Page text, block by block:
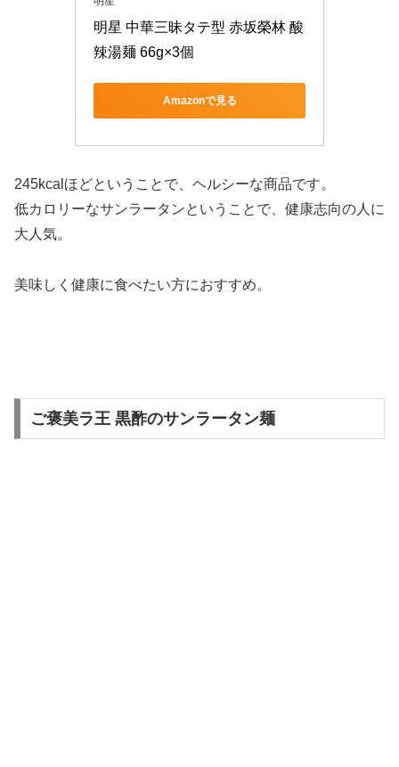
明星 中華三昧タテ型 赤坂榮林 酸
辣湯麺 66g×3個
Amazonで見る
245kcalほどということで、ヘルシーな商品です。
低カロリーなサンラータンということで、健康志向の人に
大人気。
美味しく健康に食べたい方におすすめ。
ご褒美ラ王 黒酢のサンラータン麺